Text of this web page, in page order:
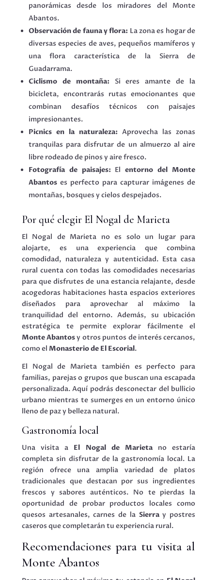
panorámicas desde los miradores del Monte
Abantos.
Observación de fauna y flora: La zona es hogar de
diversas especies de aves, pequeños mamíferos y
una flora característica de la Sierra de
Guadarrama.
Ciclismo de montaña: Si eres amante de la
bicicleta, encontrarás rutas emocionantes que
combinan desafíos técnicos con paisajes
impresionantes.
Picnics en la naturaleza: Aprovecha las zonas
tranquilas para disfrutar de un almuerzo al aire
libre rodeado de pinos y aire fresco.
Fotografía de paisajes: Elentorno del Monte
Abantoses perfecto para capturar imágenes de
montañas, bosques y cielos despejados.
Por qué elegir El Nogal de Marieta
El Nogal de Marieta no es solo un lugar para
alojarte, es una experiencia que combina
comodidad, naturaleza y autenticidad. Esta casa
rural cuenta con todas las comodidades necesarias
para que disfrutes de una estancia relajante, desde
acogedoras habitaciones hasta espacios exteriores
diseñados para aprovechar al máximo la
tranquilidad del entorno. Además, su ubicación
estratégica te permite explorar fácilmente el
Monte Abantosy otros puntos de interés cercanos,
como el Monasterio de El Escorial.
El Nogal de Marieta también es perfecto para
familias, parejas o grupos que buscan una escapada
personalizada. Aquí podrás desconectar del bullicio
urbano mientras te sumerges en un entorno único
lleno de paz y belleza natural.
Gastronomía local
Una visita a El Nogal de Marietano estaría
completa sin disfrutar de la gastronomía local. La
región ofrece una amplia variedad de platos
tradicionales que destacan por sus ingredientes
frescos y sabores auténticos. No te pierdas la
oportunidad de probar productos locales como
quesos artesanales, carnes de la Sierray postres
caseros que completarán tu experiencia rural.
Recomendaciones para tu visita al
Monte Abantos